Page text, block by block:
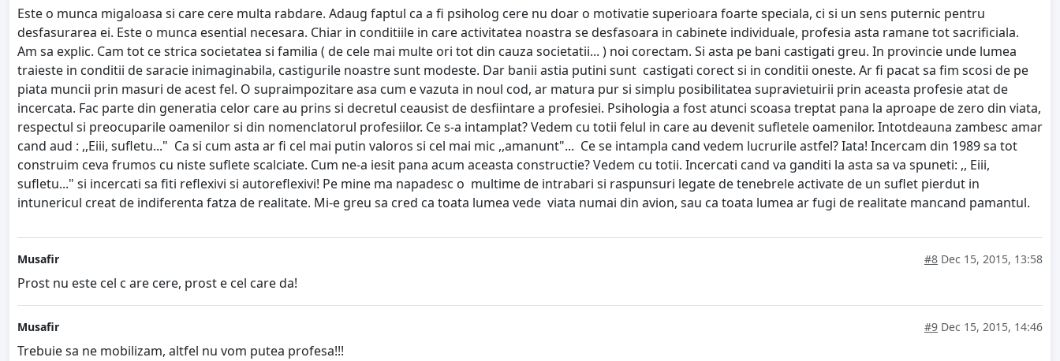
Este o munca migaloasa si care cere multa rabdare. Adaug faptul ca a fi psiholog cere nu doar o motivatie superioara foarte speciala, ci si un sens puternic pentru
desfasurarea ei. Este o munca esential necesara. Chiar in conditiile in care activitatea noastra se desfasoara in cabinete individuale, profesia asta ramane tot sacrificiala.
Am sa explic. Cam tot ce strica societatea si familia ( de cele mai multe ori tot din cauza societatii... ) noi corectam. Si asta pe bani castigati greu. In provincie unde lumea
traieste in conditii de saracie inimaginabila, castigurile noastre sunt modeste. Dar banii astia putini sunt castigati corect si in conditii oneste. Ar fi pacat sa fim scosi de pe
piata muncii prin masuri de acest fel. O supraimpozitare asa cum e vazuta in noul cod, ar matura pur si simplu posibilitatea supravietuirii prin aceasta profesie atat de
incercata. Fac parte din generatia celor care au prins si decretul ceausist de desfiintare a profesiei. Psihologia a fost atunci scoasa treptat pana la aproape de zero din viata,
respectul si preocuparile oamenilor si din nomenclatorul profesiilor. Ce s-a intamplat? Vedem cu totii felul in care au devenit sufletele oamenilor. Intotdeauna zambesc amar
cand aud : ,,Eiii, sufletu..." Ca si cum asta ar fi cel mai putin valoros si cel mai mic ,,amanunt"... Ce se intampla cand vedem lucrurile astfel? Iata! Incercam din 1989 sa tot
construim ceva frumos cu niste suflete scalciate. Cum ne-a iesit pana acum aceasta constructie? Vedem cu totii. Incercati cand va ganditi la asta sa va spuneti: ,, Eiii,
sufletu..." si incercati sa fiti reflexivi si autoreflexivi! Pe mine ma napadesc o multime de intrabari si raspunsuri legate de tenebrele activate de un suflet pierdut in
intunericul creat de indiferenta fatza de realitate. Mi-e greu sa cred ca toata lumea vede viata numai din avion, sau ca toata lumea ar fugi de realitate mancand pamantul.
Musafir #8 Dec 15, 2015, 13:58
Prost nu este cel c are cere, prost e cel care da!
Musafir #9 Dec 15, 2015, 14:46
Trebuie sa ne mobilizam, altfel nu vom putea profesa!!!